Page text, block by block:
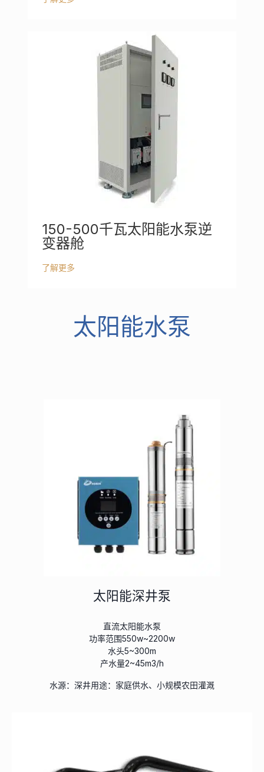
150-500千瓦太阳能水泵逆
变器舱
了解更多
太阳能水泵
太阳能深井泵
直流太阳能水泵
功率范围550w~2200w
水头5~300m
产水量2~45m3/h
水源：深井用途：家庭供水、小规模农田灌溉